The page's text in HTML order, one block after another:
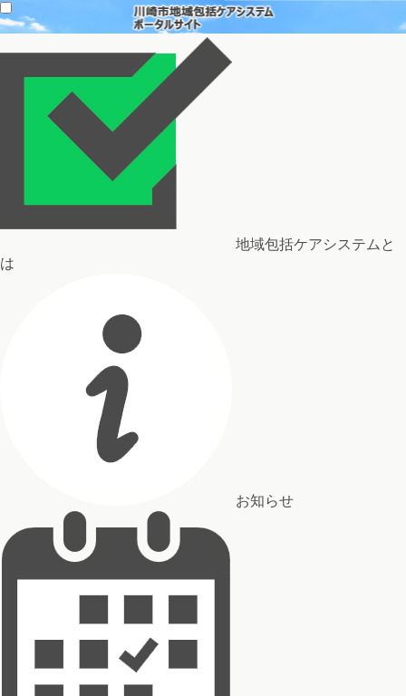
地域包括ケアシステムと
は
お知らせ